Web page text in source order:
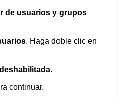
de usuarios y grupos
. Haga doble clic en
.
continuar.